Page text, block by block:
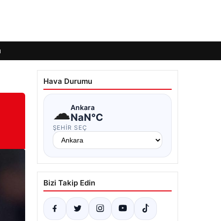
Hava Durumu
☁Ankara
NaN°C
ŞEHIR SEÇ
Bizi Takip Edin